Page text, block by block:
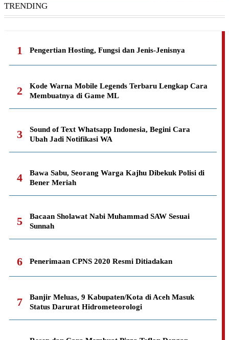
TRENDING
Pengertian Hosting, Fungsi dan Jenis-Jenisnya
Kode Warna Mobile Legends Terbaru Lengkap Cara
Membuatnya di Game ML
Sound of Text Whatsapp Indonesia, Begini Cara
Ubah Jadi Notifikasi WA
Bawa Sabu, Seorang Warga Kajhu Dibekuk Polisi di
Bener Meriah
Bacaan Sholawat Nabi Muhammad SAW Sesuai
Sunnah
Penerimaan CPNS 2020 Resmi Ditiadakan
Banjir Meluas, 9 Kabupaten/Kota di Aceh Masuk
Status Darurat Hidrometeorologi